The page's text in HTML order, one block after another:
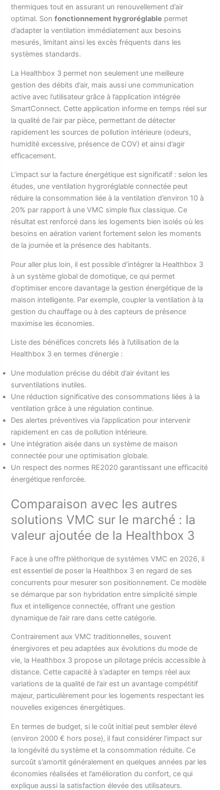
thermiques tout en assurant un renouvellement d’air
optimal. Sonfonctionnement hygroréglable permet
d’adapter la ventilation immédiatement aux besoins
mesurés, limitant ainsi les excès fréquents dans les
systèmes standards.
La Healthbox 3 permet non seulement une meilleure
gestion des débits d’air, mais aussi une communication
active avec l’utilisateur grâce à l’application intégrée
SmartConnect. Cette application informe en temps réel sur
la qualité de l’air par pièce, permettant de détecter
rapidement les sources de pollution intérieure (odeurs,
humidité excessive, présence de COV) et ainsi d’agir
efficacement.
L’impact sur la facture énergétique est significatif : selon les
études, une ventilation hygroréglable connectée peut
réduire la consommation liée à la ventilation d’environ 10 à
20% par rapport à une VMC simple flux classique. Ce
résultat est renforcé dans les logements bien isolés où les
besoins en aération varient fortement selon les moments
de la journée et la présence des habitants.
Pour aller plus loin, il est possible d’intégrer la Healthbox 3
à un système global de domotique, ce qui permet
d’optimiser encore davantage la gestion énergétique de la
maison intelligente. Par exemple, coupler la ventilation à la
gestion du chauffage ou à des capteurs de présence
maximise les économies.
Liste des bénéfices concrets liés à l’utilisation de la
Healthbox 3 en termes d’énergie :
Une modulation précise du débit d’air évitant les
surventilations inutiles.
Une réduction significative des consommations liées à la
ventilation grâce à une régulation continue.
Des alertes préventives via l’application pour intervenir
rapidement en cas de pollution intérieure.
Une intégration aisée dans un système de maison
connectée pour une optimisation globale.
Un respect des normes RE2020 garantissant une efficacité
énergétique renforcée.
Comparaison avec les autres
solutions VMC sur le marché : la
valeur ajoutée de la Healthbox 3
Face à une offre pléthorique de systèmes VMC en 2026, il
est essentiel de poser la Healthbox 3 en regard de ses
concurrents pour mesurer son positionnement. Ce modèle
se démarque par son hybridation entre simplicité simple
flux et intelligence connectée, offrant une gestion
dynamique de l’air rare dans cette catégorie.
Contrairement aux VMC traditionnelles, souvent
énergivores et peu adaptées aux évolutions du mode de
vie, la Healthbox 3 propose un pilotage précis accessible à
distance. Cette capacité à s’adapter en temps réel aux
variations de la qualité de l’air est un avantage compétitif
majeur, particulièrement pour les logements respectant les
nouvelles exigences énergétiques.
En termes de budget, si le coût initial peut sembler élevé
(environ 2000 € hors pose), il faut considérer l’impact sur
la longévité du système et la consommation réduite. Ce
surcoût s’amortit généralement en quelques années par les
économies réalisées et l’amélioration du confort, ce qui
explique aussi la satisfaction élevée des utilisateurs.